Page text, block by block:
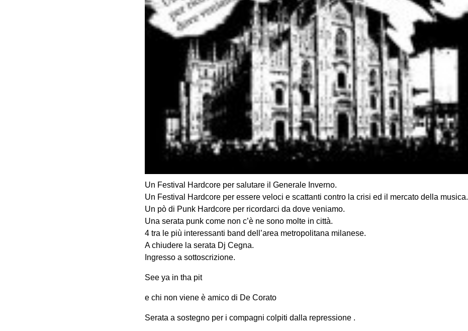
Un Festival Hardcore per salutare il Generale Inverno.
Un Festival Hardcore per essere veloci e scattanti contro la crisi ed il mercato della musica.
Un pò di Punk Hardcore per ricordarci da dove veniamo.
Una serata punk come non c’è ne sono molte in città.
4 tra le più interessanti band dell’area metropolitana milanese.
A chiudere la serata Dj Cegna.
Ingresso a sottoscrizione.
See ya in tha pit
e chi non viene è amico di De Corato
Serata a sostegno per i compagni colpiti dalla repressione .